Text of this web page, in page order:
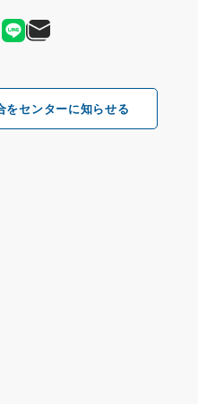
をセンターに知らせる